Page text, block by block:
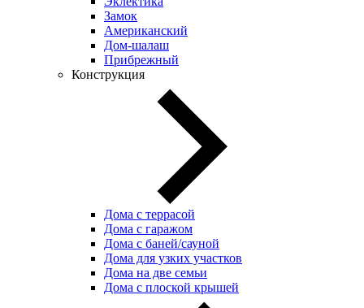
Замок
Американский
Дом-шалаш
Прибрежный
Конструкция
Дома с террасой
Дома с гаражом
Дома с баней/сауной
Дома для узких участков
Дома на две семьи
Дома с плоской крышей